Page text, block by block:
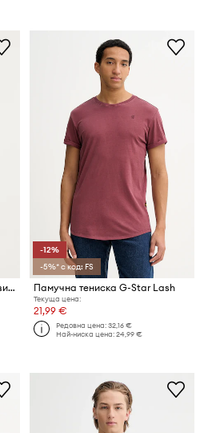
Памучна блуза с дълги ръкави G-Star Heavy jersey oversized
-12%
-5%* с код: FS
Памучна тениска G-Star Lash
Текуща цена:
21,99 €
Редовна цена:32,16 €
Най-ниска цена:24,99 €